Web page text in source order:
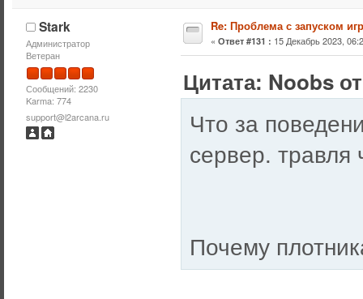
Stark
Администратор
Ветеран
Сообщений: 2230
Karma: 774
support@l2arcana.ru
Re: Проблема с запуском
« Ответ #131 : 15 Декабрь 2023,
Цитата: Noobs
Что за
сервер. травля
Почему